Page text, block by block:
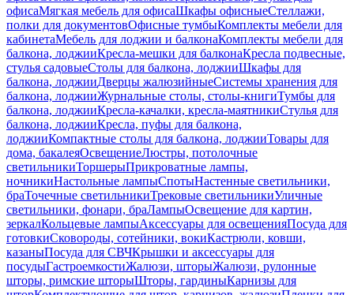
офисаМягкая мебель для офисаШкафы офисныеСтеллажи,
полки для документовОфисные тумбыКомплекты мебели для
кабинетаМебель для лоджии и балконаКомплекты мебели для
балкона, лоджииКресла-мешки для балконаКресла подвесные,
стулья садовыеСтолы для балкона, лоджииШкафы для
балкона, лоджииДверцы жалюзийныеСистемы хранения для
балкона, лоджииЖурнальные столы, столы-книгиТумбы для
балкона, лоджииКресла-качалки, кресла-маятникиСтулья для
балкона, лоджииКресла, пуфы для балкона,
лоджииКомпактные столы для балкона, лоджииТовары для
дома, бакалеяОсвещениеЛюстры, потолочные
светильникиТоршерыПрикроватные лампы,
ночникиНастольные лампыСпотыНастенные светильники,
браТочечные светильникиТрековые светильникиУличные
светильники, фонари, браЛампыОсвещение для картин,
зеркалКольцевые лампыАксессуары для освещенияПосуда для
готовкиСковороды, сотейники, вокиКастрюли, ковши,
казаныПосуда для СВЧКрышки и аксессуары для
посудыГастроемкостиЖалюзи, шторыЖалюзи, рулонные
шторы, римские шторыШторы, гардиныКарнизы для